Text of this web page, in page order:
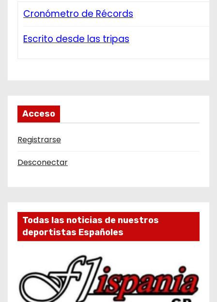
Cronómetro de Récords
Escrito desde las tripas
Acceso
Registrarse
Desconectar
Todas las noticias de nuestros
deportistas Españoles